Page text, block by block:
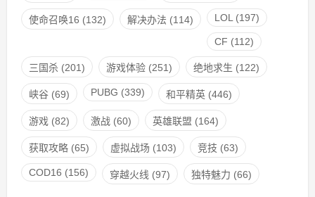
使命召唤16 (132) 解决办法 (114) LOL(197)
CF (112)
三国杀(201) 游戏体验(251) 绝地求生 (122)
峡谷(69) PUBG (339) 和平精英(446)
游戏(82) 激战(60) 英雄联盟 (164)
获取攻略(65) 虚拟战场 (103) 竞技 (63)
COD16 (156) 穿越火线 (97) 独特魅力 (66)